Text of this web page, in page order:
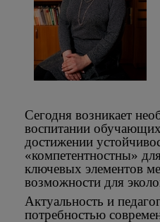
Сегодня возникает
воспитании
достижении
«компетентностны»
ключевых элементов
возможности для
Актуальность и
потребностью